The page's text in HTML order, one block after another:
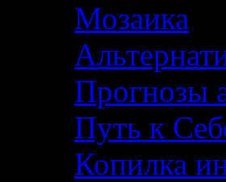
Мозаика
Прогнозы
Путь к
Копилка